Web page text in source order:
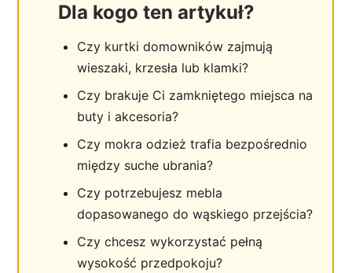
Dla kogo ten artykuł?
Czy kurtki domowników zajmują
wieszaki, krzesła lub klamki?
Czy brakuje Ci zamkniętego miejsca na
buty i akcesoria?
Czy mokra odzież trafia bezpośrednio
między suche ubrania?
Czy potrzebujesz mebla
dopasowanego do wąskiego przejścia?
Czy chcesz wykorzystać pełną
wysokość przedpokoju?